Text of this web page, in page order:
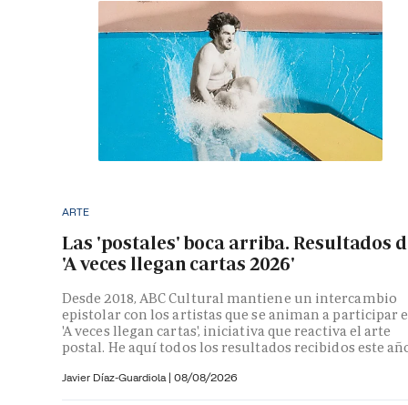
ARTE
Las 'postales' boca arriba. Resultados
'A veces llegan cartas 2026'
Desde 2018, ABC Cultural mantiene un intercambio
epistolar con los artistas que se animan a participar
'A veces llegan cartas', iniciativa que reactiva el arte
postal. He aquí todos los resultados recibidos este
Javier Díaz-Guardiola | 08/08/2026